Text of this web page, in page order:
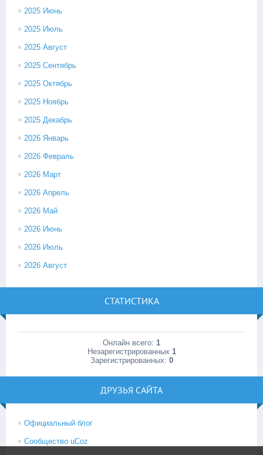
2025 Июнь
2025 Июль
2025 Август
2025 Сентябрь
2025 Октябрь
2025 Ноябрь
2025 Декабрь
2026 Январь
2026 Февраль
2026 Март
2026 Апрель
2026 Май
2026 Июнь
2026 Июль
2026 Август
СТАТИСТИКА
Онлайн всего: 1
Незарегистрированных 1
Зарегистрированных: 0
ДРУЗЬЯ САЙТА
Официальный блог
Сообщество uCoz